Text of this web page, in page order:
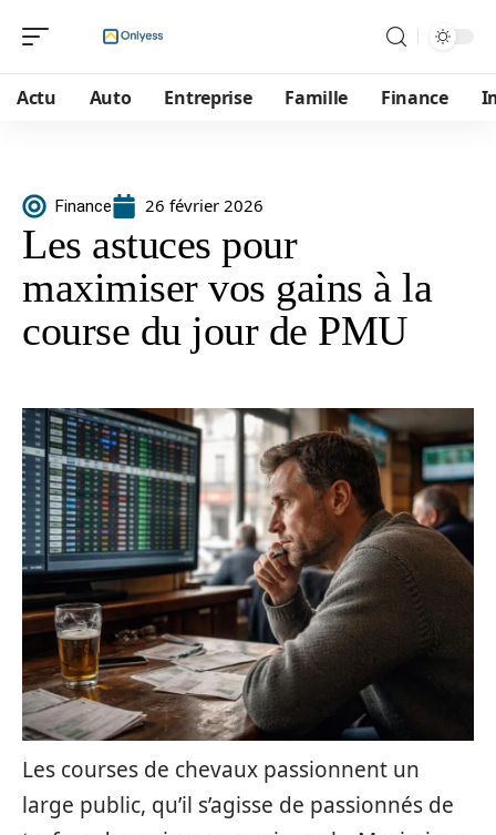
Actu Auto Entreprise Famille Finance
Finance 26 février 2026
Les astuces pour
maximiser vos gains à la
course du jour de PMU
Les courses de chevaux passionnent un
large public, qu’il s’agisse de passionnés de